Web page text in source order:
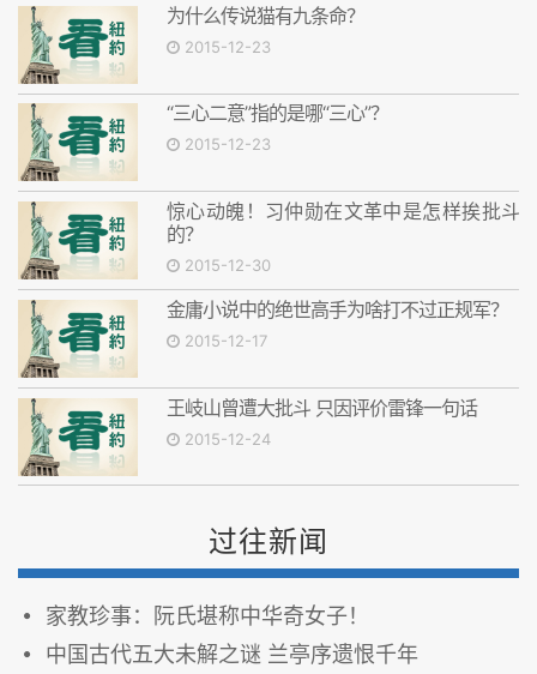
为什么传说猫有九条命？
2015-12-23
“三心二意”指的是哪“三心”？
2015-12-23
惊心动魄！习仲勋在文革中是怎样挨批斗
的？
2015-12-30
金庸小说中的绝世高手为啥打不过正规军？
2015-12-17
王岐山曾遭大批斗 只因评价雷锋一句话
2015-12-24
过往新闻
家教珍事：阮氏堪称中华奇女子！
中国古代五大未解之谜 兰亭序遗恨千年